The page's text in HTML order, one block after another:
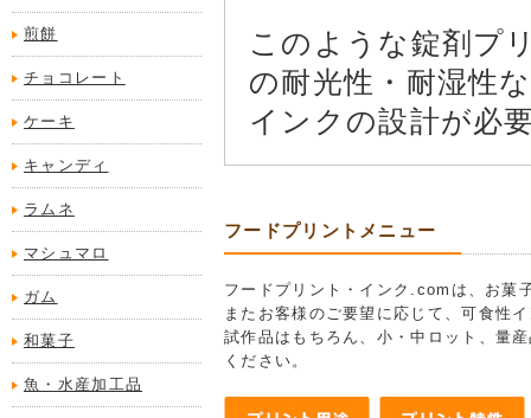
煎餅
チョコレート
ケーキ
キャンディ
ラムネ
マシュマロ
ガム
和菓子
魚・水産加工品
このような錠剤プ
の耐光性・耐湿性
インクの設計が必
フードプリントメニュー
フードプリント・インク.comは、お菓
またお客様のご要望に応じて、可食性
試作品はもちろん、小・中ロット、量
ください。